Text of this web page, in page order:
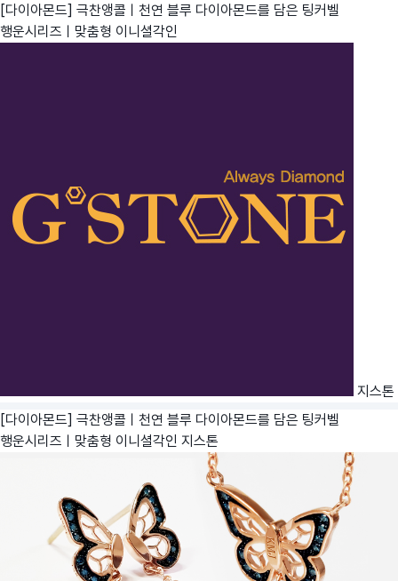
[다이아몬드] 극찬앵콜ㅣ천연 블루 다이아몬드를 담은 팅커벨
행운시리즈ㅣ맞춤형 이니셜각인
지스톤
[다이아몬드] 극찬앵콜ㅣ천연 블루 다이아몬드를 담은 팅커벨
행운시리즈ㅣ맞춤형 이니셜각인 지스톤